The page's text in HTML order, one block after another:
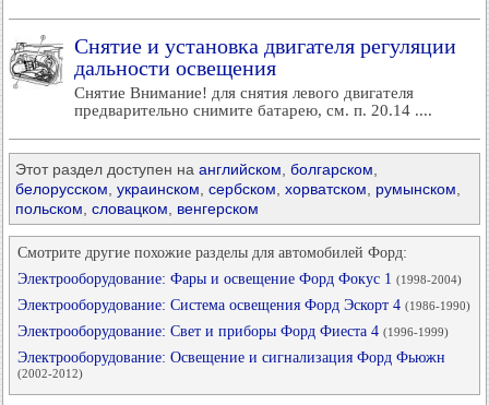
Снятие и установка двигателя регуляции
дальности освещения
Снятие Внимание! для снятия левого двигателя
предварительно снимите батарею, см. п. 20.14 ....
Этот раздел доступен на английском болгарском
белорусском украинском сербском хорватском румынском
польском словацком венгерском
Смотрите другие похожие разделы для автомобилей Форд:
Электрооборудование: Фары и освещение Форд Фокус 1 (1998-2004)
Электрооборудование: Система освещения Форд Эскорт 4 (1986-1990)
Электрооборудование: Свет и приборы Форд Фиеста 4 (1996-1999)
Электрооборудование: Освещение и сигнализация Форд Фьюжн
(2002-2012)